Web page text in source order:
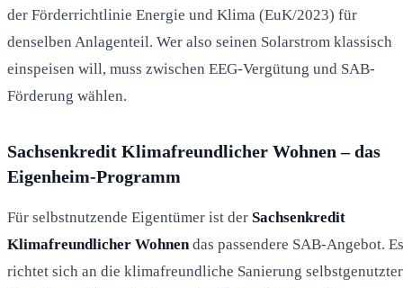
der Förderrichtlinie Energie und Klima (EuK/2023) für
denselben Anlagenteil. Wer also seinen Solarstrom klassisch
einspeisen will, muss zwischen EEG-Vergütung und SAB-
Förderung wählen.
Sachsenkredit Klimafreundlicher Wohnen – das
Eigenheim-Programm
Für selbstnutzende Eigentümer ist der Sachsenkredit
Klimafreundlicher Wohnen das passendere SAB-Angebot. Es
richtet sich an die klimafreundliche Sanierung selbstgenutzter